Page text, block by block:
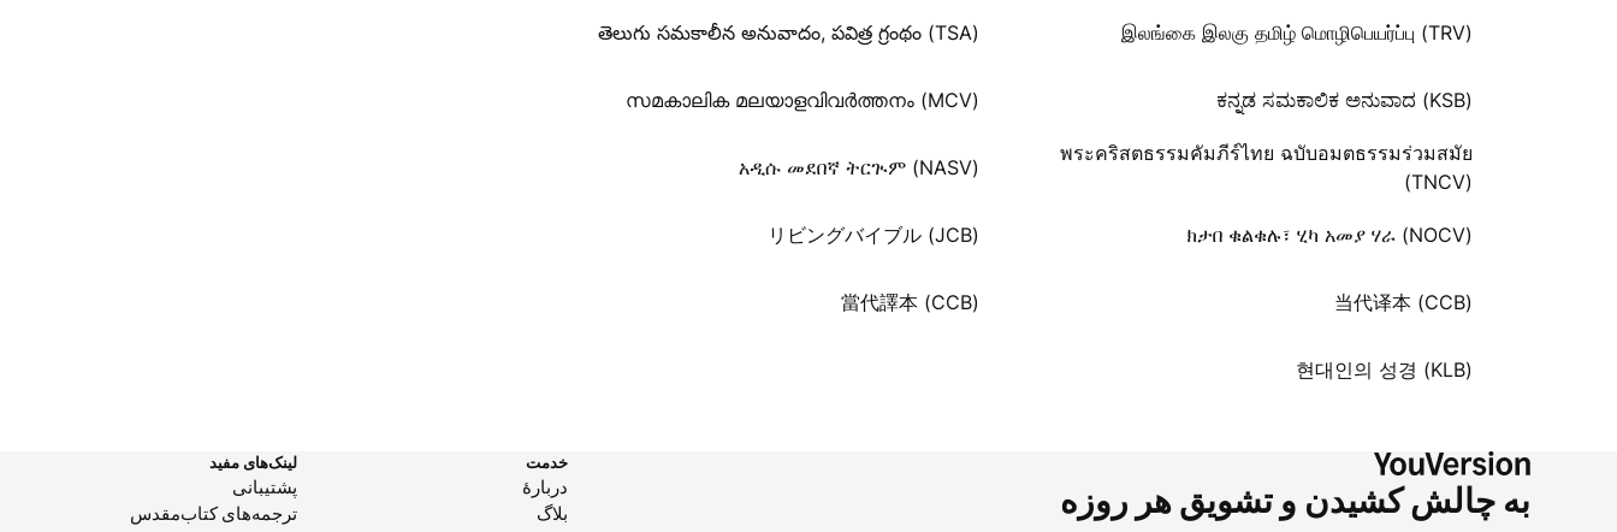
இலங்கை இலகு தமிழ் மொழிபெயர்ப்பு (TRV)
తెలుగు సమకాలీన అనువాదం, పవిత్ర గ్రంథం (TSA)
ಕನ್ನಡ ಸಮಕಾಲಿಕ ಅನುವಾದ (KSB)
സമകാലിക മലയാളവിവർത്തനം (MCV)
พระคริสตธรรมคัมภีร์ไทย ฉบับอมตธรรมร่วมสมัย
(TNCV)
አዲሱ መደበኛ ትርጒም (NASV)
ክታበ ቁልቁሉ፣ ሂካ አመያ ሃራ (NOCV)
リビングバイブル (JCB)
当代译本 (CCB)
當代譯本 (CCB)
현대인의 성경 (KLB)
به چالش کشیدن و تشویق هر روزه
خدمت
دربارهٔ
بلاگ
لینک‌های مفید
پشتیبانی
ترجمه‌های کتاب‌مقدس